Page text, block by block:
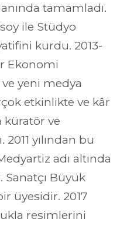
tamamladı.
ile Stüdyo
kurdu. 2013-
Ekonomi
yeni medya
etkinlikte ve kâr
küratör ve
yılından bu
adı altında
Büyük
üyesidir. 2017
resimlerini